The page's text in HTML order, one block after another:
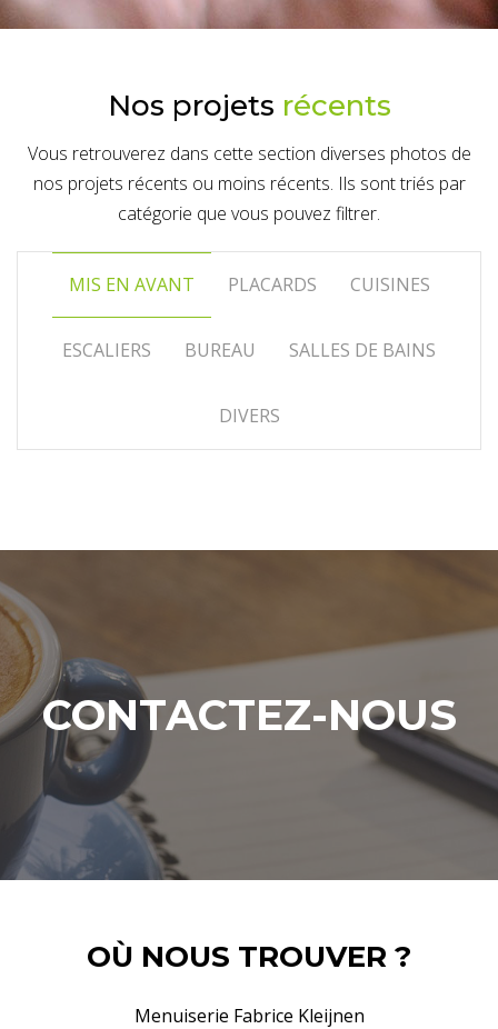
Nos projets récents
Vous retrouverez dans cette section diverses photos de
nos projets récents ou moins récents. Ils sont triés par
catégorie que vous pouvez filtrer.
MIS EN AVANT PLACARDS CUISINES
ESCALIERS BUREAU SALLES DE BAINS
DIVERS
CONTACTEZ-NOUS
OÙ NOUS TROUVER ?
Menuiserie Fabrice Kleijnen